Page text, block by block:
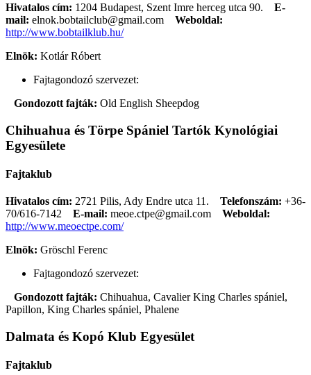
Hivatalos cím: 1204 Budapest, Szent Imre herceg utca 90. E-
mail: elnok.bobtailclub@gmail.com
Weboldal:
http://www.bobtailklub.hu/
Elnök: Kotlár Róbert
Fajtagondozó szervezet:
Gondozott fajták: Old English Sheepdog
Chihuahua és Törpe Spániel Tartók Kynológiai
Egyesülete
Fajtaklub
Hivatalos cím: 2721 Pilis, Ady Endre utca 11. Telefonszám: +36-
70/616-7142
E-mail: meoe.ctpe@gmail.com
Weboldal:
http://www.meoectpe.com/
Elnök: Gröschl Ferenc
Fajtagondozó szervezet:
Gondozott fajták: Chihuahua, Cavalier King Charles spániel,
Papillon, King Charles spániel, Phalene
Dalmata és Kopó Klub Egyesület
Fajtaklub